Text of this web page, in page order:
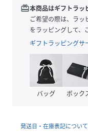
サージカルステンレ
テンレススティール
わせて作られた造語
腐食しにくい素材で
サミなどにも使われて
変色しにくい上に、
錆びにくいのが特徴。
金属アレルギーの方
redeem本商品はギフトラッ
ご希望の際は、ラ
をラッピングして、
ギフトラッピングサ
バッグ ボック
発送日・在庫表記について